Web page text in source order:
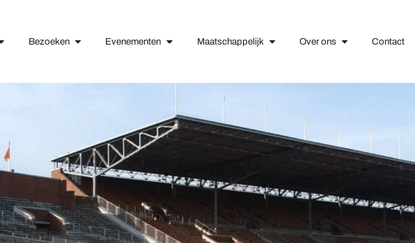
Bezoeken Evenementen Maatschappelijk Over ons Contact